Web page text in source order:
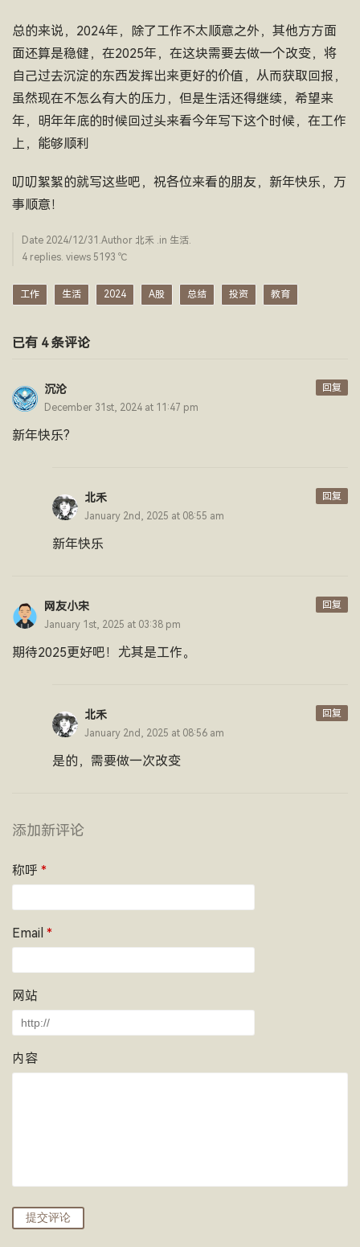
总的来说，2024年，除了工作不太顺意之外，其他方方面
面还算是稳健，在2025年，在这块需要去做一个改变，将
自己过去沉淀的东西发挥出来更好的价值，从而获取回报，
虽然现在不怎么有大的压力，但是生活还得继续，希望来
年，明年年底的时候回过头来看今年写下这个时候，在工作
上，能够顺利
叨叨絮絮的就写这些吧，祝各位来看的朋友，新年快乐，万
事顺意！
Date 2024/12/31 .Author 北禾 .in 生活.
4 replies. views 5193 ­℃
工作 生活 2024 A股 总结 投资 教育
已有 4 条评论
沉沦
December 31st, 2024 at 11:47 pm
新年快乐?
回复
北禾
January 2nd, 2025 at 08:55 am
新年快乐
回复
网友小宋
January 1st, 2025 at 03:38 pm
期待2025更好吧！尤其是工作。
回复
北禾
January 2nd, 2025 at 08:56 am
是的，需要做一次改变
回复
添加新评论
称呼 *
Email *
网站
内容
提交评论